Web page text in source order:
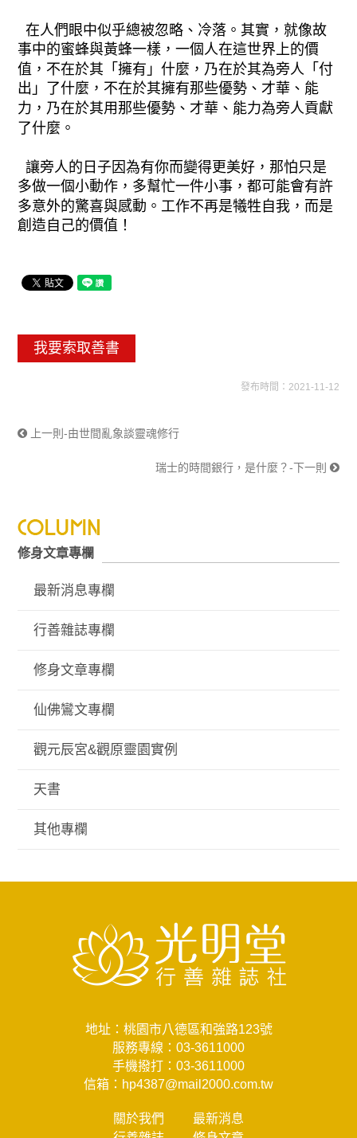
在人們眼中似乎總被忽略、冷落。其實，就像故
事中的蜜蜂與黃蜂一樣，一個人在這世界上的價
值，不在於其「擁有」什麼，乃在於其為旁人「付
出」了什麼，不在於其擁有那些優勢、才華、能
力，乃在於其用那些優勢、才華、能力為旁人貢獻
了什麼。
讓旁人的日子因為有你而變得更美好，那怕只是
多做一個小動作，多幫忙一件小事，都可能會有許
多意外的驚喜與感動。工作不再是犧牲自我，而是
創造自己的價值！
我要索取善書
發布時間：2021-11-12
上一則-由世間亂象談靈魂修行
瑞士的時間銀行，是什麼？-下一則
修身文章專欄
最新消息專欄
行善雜誌專欄
修身文章專欄
仙佛鸞文專欄
觀元辰宮&觀原靈園實例
天書
其他專欄
地址：桃園市八德區和強路123號
服務專線： 03-3611000
手機撥打： 03-3611000
信箱： hp4387@mail2000.com.tw
關於我們
最新消息